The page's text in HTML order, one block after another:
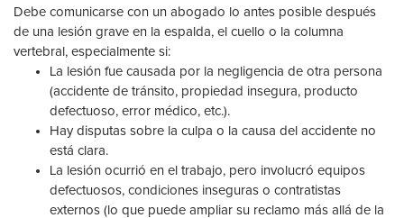
Debe comunicarse con un abogado lo antes posible después
de una lesión grave en la espalda, el cuello o la columna
vertebral, especialmente si:
La lesión fue causada por la negligencia de otra persona
(accidente de tránsito, propiedad insegura, producto
defectuoso, error médico, etc.).
Hay disputas sobre la culpa o la causa del accidente no
está clara.
La lesión ocurrió en el trabajo, pero involucró equipos
defectuosos, condiciones inseguras o contratistas
externos (lo que puede ampliar su reclamo más allá de la